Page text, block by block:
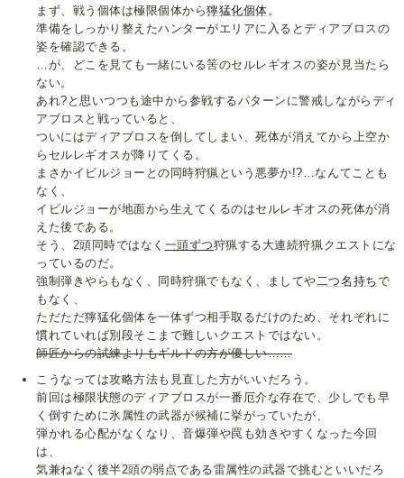
まず、戦う個体は極限個体から獰猛化個体 。
準備をしっかり整えたハンターがエリアに入るとディアブロスの
姿を確認できる。
…が、どこを見ても一緒にいる筈のセルレギオスの姿が見当たら
ない。
あれ?と思いつつも途中から参戦するパターンに警戒しながらディ
アブロスと戦っていると、
ついにはディアブロスを倒してしまい、死体が消えてから上空か
らセルレギオスが降りてくる。
まさかイビルジョーとの同時狩猟という悪夢か!?…なんてことも
なく、
イビルジョーが地面から生えてくるのはセルレギオスの死体が消
えた後である。
そう、2頭同時ではなく 一頭ずつ狩猟する大連続狩猟クエストにな
っているのだ。
強制弾きやらもなく、同時狩猟でもなく、ましてや 二つ名持ちで
もなく、
ただただ獰猛化個体を一体ずつ相手取るだけのため、それぞれに
慣れていれば別段そこまで難しいクエストではない。
師匠からの試練よりもギルドの方が優しい……
こうなっては攻略方法も見直した方がいいだろう。
前回は極限状態のディアブロスが一番厄介な存在で、少しでも早
く倒すために氷属性の武器が候補に挙がっていたが、
弾かれる心配がなくなり、音爆弾や罠も効きやすくなった今回
は、
気兼ねなく後半2頭の弱点である雷属性の武器で挑むといいだろ